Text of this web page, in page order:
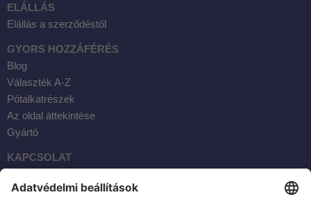
ELÁLLÁS
Elállás a szerződéstől
GYORS HOZZÁFÉRÉS
Blog
Választék A-Z
Pótalkatrészek
Az oldal áttekintése
Gyártó
KAPCSOLAT
Instagram